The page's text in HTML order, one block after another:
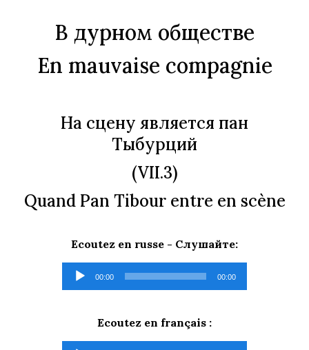
В дурном обществе
En mauvaise compagnie
На сцену является пан
Тыбурций
(VII.3)
Quand Pan Tibour entre en scène
Ecoutez en russe - Слушайте:
Lecteur00:00 00:00
Ecoutez en français :